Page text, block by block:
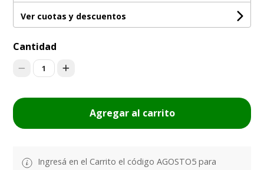
Ver cuotas y descuentos
Cantidad
1
Agregar al carrito
Ingresá en el Carrito el código AGOSTO5 para